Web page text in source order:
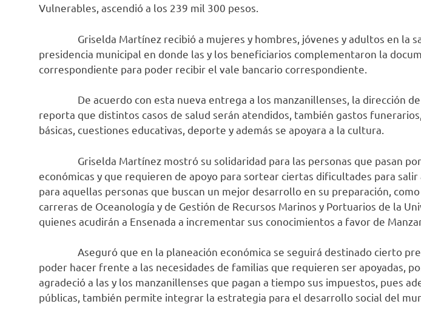
Vulnerables, ascendió a los 239 mil 300 pesos.
Griselda Martínez recibió a mujeres y hombres, jóvenes y adultos en la
presidencia municipal en donde las y los beneficiarios complementaron la
correspondiente para poder recibir el vale bancario correspondiente.
De acuerdo con esta nueva entrega a los manzanillenses, la dirección de
reporta que distintos casos de salud serán atendidos, también gastos
básicas, cuestiones educativas, deporte y además se apoyara a la cultura.
Griselda Martínez mostró su solidaridad para las personas que pasan
económicas y que requieren de apoyo para sortear ciertas dificultades para
para aquellas personas que buscan un mejor desarrollo en su preparación,
carreras de Oceanología y de Gestión de Recursos Marinos y Portuarios de la
quienes acudirán a Ensenada a incrementar sus conocimientos a favor de
Aseguró que en la planeación económica se seguirá destinado cierto
poder hacer frente a las necesidades de familias que requieren ser apoyadas,
agradeció a las y los manzanillenses que pagan a tiempo sus impuestos, pues
públicas, también permite integrar la estrategia para el desarrollo social del